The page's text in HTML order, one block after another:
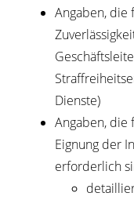
Angaben,
Dienste)
Angaben,
Eignung der
erforderlich